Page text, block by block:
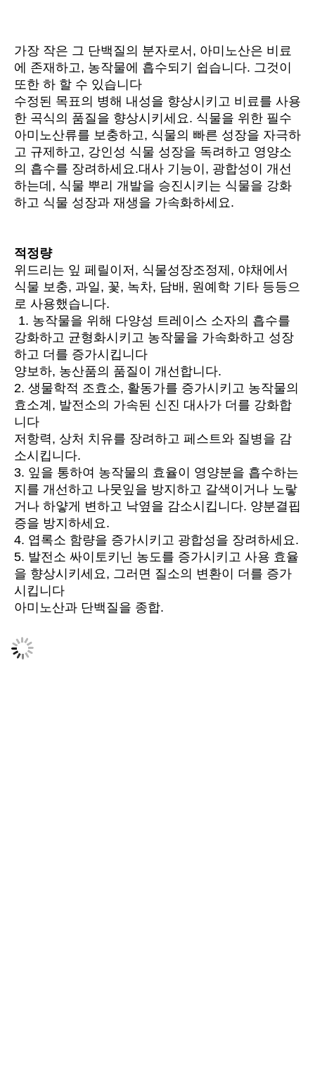
가장 작은 그 단백질의 분자로서, 아미노산은 비료
에 존재하고, 농작물에 흡수되기 쉽습니다. 그것이
또한 하 할 수 있습니다
수정된 목표의 병해 내성을 향상시키고 비료를 사용
한 곡식의 품질을 향상시키세요. 식물을 위한 필수
아미노산류를 보충하고, 식물의 빠른 성장을 자극하
고 규제하고, 강인성 식물 성장을 독려하고 영양소
의 흡수를 장려하세요.대사 기능이, 광합성이 개선
하는데, 식물 뿌리 개발을 승진시키는 식물을 강화
하고 식물 성장과 재생을 가속화하세요.
적정량
위드리는 잎 페릴이저, 식물성장조정제, 야채에서
식물 보충, 과일, 꽃, 녹차, 담배, 원예학 기타 등등으
로 사용했습니다.
1. 농작물을 위해 다양성 트레이스 소자의 흡수를
강화하고 균형화시키고 농작물을 가속화하고 성장
하고 더를 증가시킵니다
양보하, 농산품의 품질이 개선합니다.
2. 생물학적 조효소, 활동가를 증가시키고 농작물의
효소계, 발전소의 가속된 신진 대사가 더를 강화합
니다
저항력, 상처 치유를 장려하고 페스트와 질병을 감
소시킵니다.
3. 잎을 통하여 농작물의 효율이 영양분을 흡수하는
지를 개선하고 나뭇잎을 방지하고 갈색이거나 노랗
거나 하얗게 변하고 낙옆을 감소시킵니다. 양분결핍
증을 방지하세요.
4. 엽록소 함량을 증가시키고 광합성을 장려하세요.
5. 발전소 싸이토키닌 농도를 증가시키고 사용 효율
을 향상시키세요, 그러면 질소의 변환이 더를 증가
시킵니다
아미노산과 단백질을 종합.